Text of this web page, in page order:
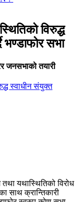
विरुद्ध
भण्डाफोर सभा
जनसभाको तयारी
यथास्थितिको विरोध
साथ क्रान्तिकारी